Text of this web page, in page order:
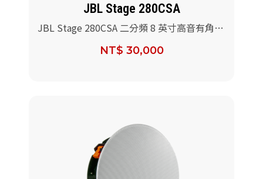
JBL Stage 280CSA
JBL Stage 280CSA 二分頻 8 英寸高音有角度
NT$ 30,000